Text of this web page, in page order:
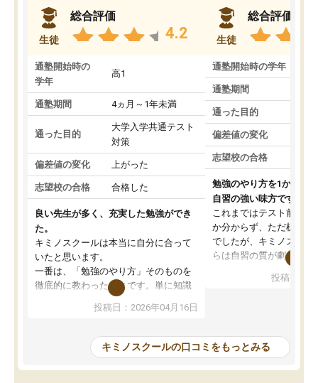
生徒
総合評価
4.2
通塾開始時の
学年
高1
通塾期間 4ヵ月～1年未満
通った目的
大学入学共通テスト
対策
偏差値の変化 上がった
志望校の合格 合格した
良い先生が多く、充実した勉強ができ
た。
キミノスクールは本当に自分に合って
いたと思います。
一番は、「勉強のやり方」そのものを
徹底的に教わったことです。単に知識
を詰め込むのではなく、自学自習の習
慣が身につくよう並走してくれるの
はなくなりました。
講師の方との距離も近く、親身なコー
投稿日：2026年04月16日
生徒
総合評価
通塾開始時の学年
通塾期間
通った目的
偏差値の変化
志望校の合格
勉強のやり方を1から教
自習の強い味方です。
これまではテスト前に何
か分からず、ただ机に座
でしたが、キミノスクー
らは自習の質が劇的に変
を明確にしてくれるの
の仕方をコーチングして
ルなので、家での学習習
身につきました。結果と
投稿日：
キミノスクールの口コミをもっとみる